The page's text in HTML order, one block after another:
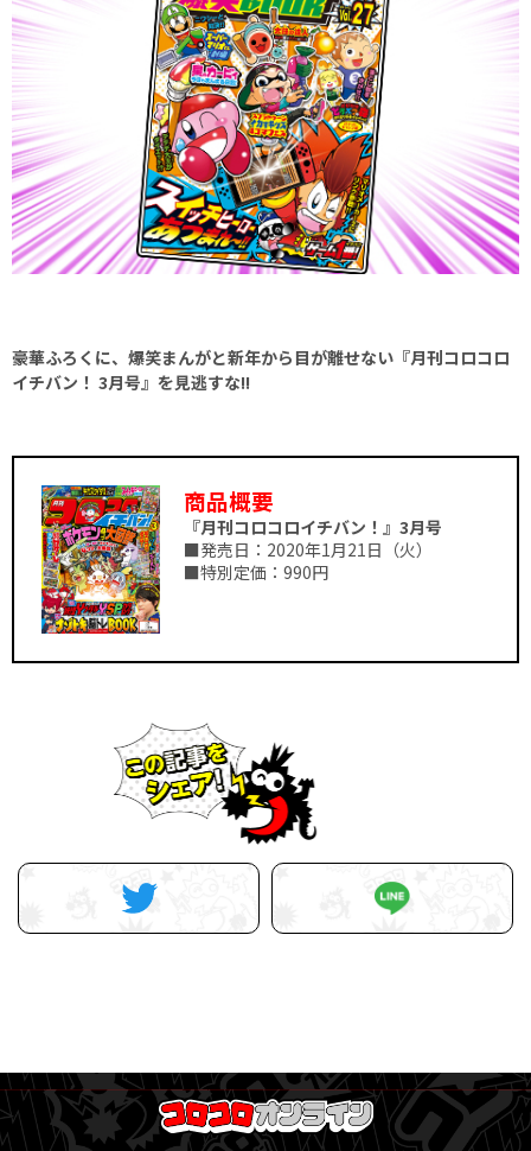
豪華ふろくに、爆笑まんがと新年から目が離せない『月刊コロコロ
イチバン！ 3月号』を見逃すな!!
商品概要
『月刊コロコロイチバン！』3月号
■発売日：2020年1月21日（火）
■特別定価：990円